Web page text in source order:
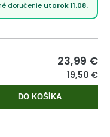
doručenie utorok 11.08.
23,99 €
19,50 €
DO KOŠÍKA